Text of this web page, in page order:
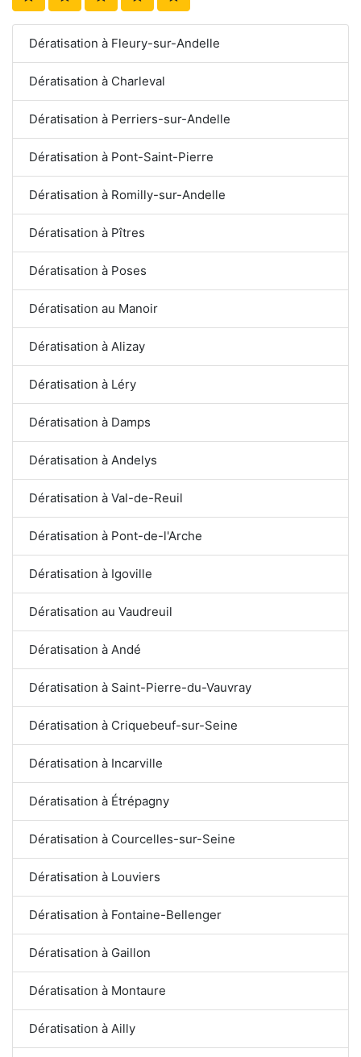
Dératisation à Fleury-sur-Andelle
Dératisation à Charleval
Dératisation à Perriers-sur-Andelle
Dératisation à Pont-Saint-Pierre
Dératisation à Romilly-sur-Andelle
Dératisation à Pîtres
Dératisation à Poses
Dératisation au Manoir
Dératisation à Alizay
Dératisation à Léry
Dératisation à Damps
Dératisation à Andelys
Dératisation à Val-de-Reuil
Dératisation à Pont-de-l'Arche
Dératisation à Igoville
Dératisation au Vaudreuil
Dératisation à Andé
Dératisation à Saint-Pierre-du-Vauvray
Dératisation à Criquebeuf-sur-Seine
Dératisation à Incarville
Dératisation à Étrépagny
Dératisation à Courcelles-sur-Seine
Dératisation à Louviers
Dératisation à Fontaine-Bellenger
Dératisation à Gaillon
Dératisation à Montaure
Dératisation à Ailly